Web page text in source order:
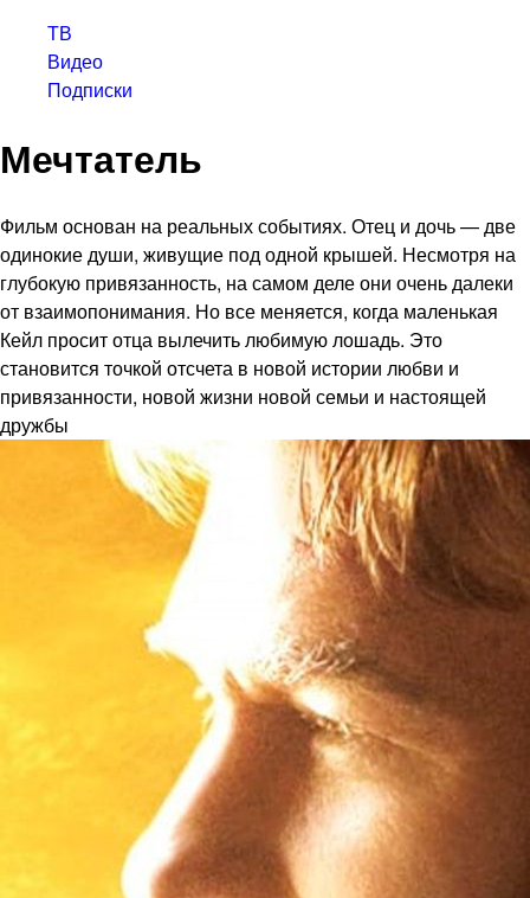
ТВ
Видео
Подписки
Мечтатель
Фильм основан на реальных событиях. Отец и дочь — две
одинокие души, живущие под одной крышей. Несмотря на
глубокую привязанность, на самом деле они очень далеки
от взаимопонимания. Но все меняется, когда маленькая
Кейл просит отца вылечить любимую лошадь. Это
становится точкой отсчета в новой истории любви и
привязанности, новой жизни новой семьи и настоящей
дружбы